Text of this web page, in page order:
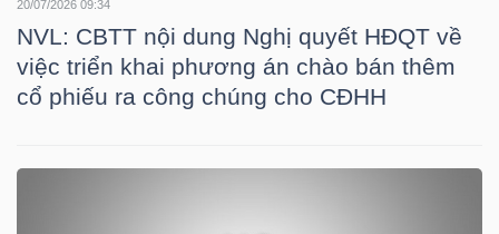
20/07/2026 09:34
NVL: CBTT nội dung Nghị quyết HĐQT về
việc triển khai phương án chào bán thêm
cổ phiếu ra công chúng cho CĐHH
DÙNG
THIẾT
YẾU